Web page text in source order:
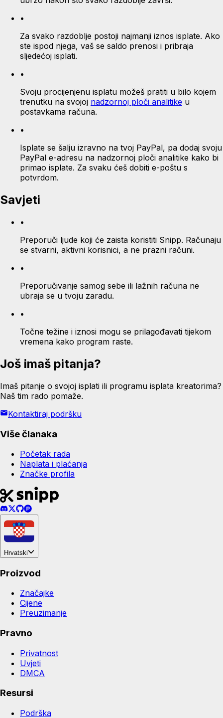
•
Za svako razdoblje postoji najmanji iznos isplate. Ako
ste ispod njega, vaš se saldo prenosi i pribraja
sljedećoj isplati.
•
Svoju procijenjenu isplatu možeš pratiti u bilo kojem
trenutku na svojoj nadzornoj ploči analitike u
postavkama računa.
•
Isplate se šalju izravno na tvoj PayPal, pa dodaj svoju
PayPal e-adresu na nadzornoj ploči analitike kako bi
primao isplate. Za svaku ćeš dobiti e-poštu s
potvrdom.
Savjeti
•
Preporuči ljude koji će zaista koristiti Snipp. Računaju
se stvarni, aktivni korisnici, a ne prazni računi.
•
Preporučivanje samog sebe ili lažnih računa ne
ubraja se u tvoju zaradu.
•
Točne težine i iznosi mogu se prilagođavati tijekom
vremena kako program raste.
Još imaš pitanja?
Imaš pitanje o svojoj isplati ili programu isplata kreatorima?
Naš tim rado pomaže.
Kontaktiraj podršku
Više članaka
Početak rada
Naplata i plaćanja
Značke profila
Hrvatski
Proizvod
Značajke
Cijene
Preuzimanje
Pravno
Privatnost
Uvjeti
DMCA
Resursi
Podrška